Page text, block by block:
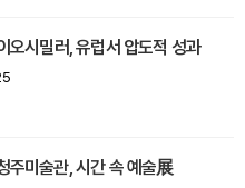
오시밀러, 유럽서 압도적 성과
주미술관, 시간 속 예술展